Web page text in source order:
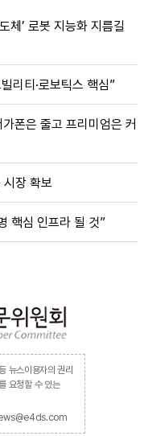
체’ 로봇 지능화 지름길
리티·로보틱스 핵심”
폰은 줄고 프리미엄은 커
장 확보
핵심 인프라 될 것”
뉴스이용자의 권리
요청할 수 있는